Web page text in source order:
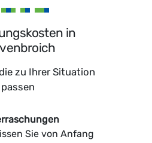
in
zu Ihrer Situation
passen
Sie von Anfang